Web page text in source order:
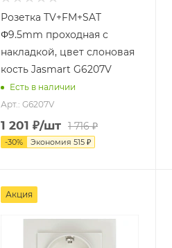
Розетка TV+FM+SAT
Φ9.5mm проходная с
накладкой, цвет слоновая
кость Jasmart G6207V
Есть в наличии
Арт.: G6207V
1 201 ₽/шт 1 716₽
-30% Экономия 515 ₽
Акция